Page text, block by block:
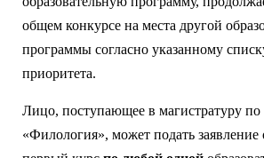
общем конкурсе на места другой
программы согласно указанному
приоритета.
Лицо, поступающее в магистратуру
«Филология», может подать заявление